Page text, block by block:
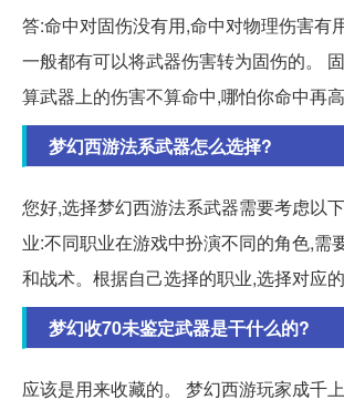
答:命中对固伤没有用,命中对物理伤害有
一般都有可以将武器伤害转为固伤的。
算武器上的伤害不算命中,哪怕你命中再高
梦幻西游法系武器怎么选择?
您好,选择梦幻西游法系武器需要考虑以
业:不同职业在游戏中扮演不同的角色,需
和战术。根据自己选择的职业,选择对应的
梦幻收70未鉴定武器是干什么的?
应该是用来收藏的。 梦幻西游玩家成千